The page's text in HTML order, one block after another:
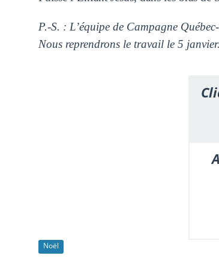
P.-S. : L’équipe de Campagne
Nous reprendrons le travail le 5 janvier.
Noël